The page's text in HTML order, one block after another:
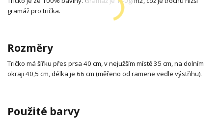
gramáž pro trička.
Rozměry
Tričko má šířku přes prsa 40 cm, v nejužším místě 35 cm, na dolním
okraji 40,5 cm, délka je 66 cm (měřeno od ramene vedle výstřihu).
Použité barvy